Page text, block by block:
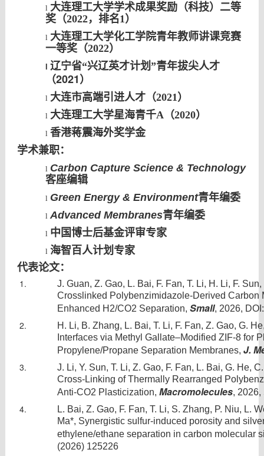
l 大连理工大学学术成果奖励（科技）二等
奖（2022，排名1）
l 大连理工大学化工学院青年教师讲课竞赛
一等奖（2022）
l 辽宁省“兴辽英才计划”青年拔尖人才
（2021）
l 大连市高端引进人才（2021）
l 大连理工大学星海青千A（2020）
l 香港蒋震海外奖学金
学术兼职：
l Carbon Capture Science & Technology
客座编辑
l Green Energy & Environment青年编委
l Advanced Membranes青年编委
l 中国博士后基金评审专家
l 海智百人计划专家
代表论文：
J. Guan, Z. Gao, L. Bai, F. Fan, T. Li, H. Li, F.
Crosslinked Polybenzimidazole-Derived Carbon
Enhanced H2/CO2 Separation, Small, 2026,
H. Li, B. Zhang, L. Bai, T. Li, F. Fan, Z. Gao, G.
Interfaces via Methyl Gallate–Modified ZIF-8 for
Propylene/Propane Separation Membranes, J.
J. Li, Y. Sun, T. Li, Z. Gao, F. Fan, L. Bai, G. He,
Cross-Linking of Thermally Rearranged
Anti-CO2 Plasticization, Macromolecules, 2026,
L. Bai, Z. Gao, F. Fan, T. Li, S. Zhang, P. Niu, L.
Ma*, Synergistic sulfur-induced porosity and
ethylene/ethane separation in carbon molecular
(2026) 125226